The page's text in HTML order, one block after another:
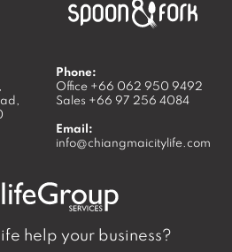
Phone:
Office +66 062 950 9492
Sales +66 97 256 4084
Email:
info@chiangmaicitylife.com
help your business?